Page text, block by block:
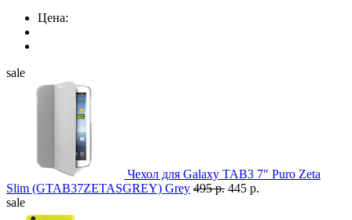
Цена:
sale
Чехол для Galaxy TAB3 7" Puro Zeta
Slim (GTAB37ZETASGREY) Grey 495 р. 445 р.
sale